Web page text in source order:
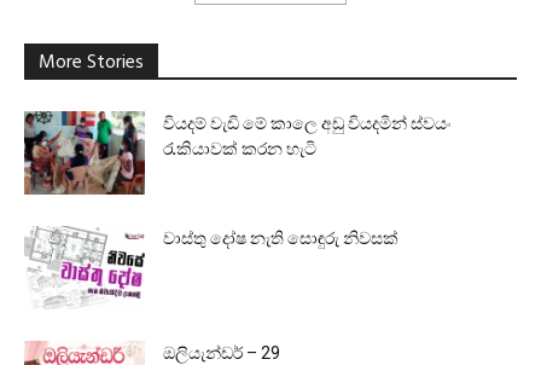
More Stories
වියදම් වැඩි මේ කාලෙ අඩු වියදමින් ස්වයං
රැකියාවක් කරන හැටි
වාස්තු දෝෂ නැති සොඳුරු නිවසක්
ඔලියැන්ඩර් – 29